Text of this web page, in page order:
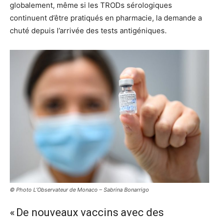
globalement, même si les TRODs sérologiques
continuent d’être pratiqués en pharmacie, la demande a
chuté depuis l’arrivée des tests antigéniques.
© Photo L’Observateur de Monaco – Sabrina Bonarrigo
« De nouveaux vaccins avec des